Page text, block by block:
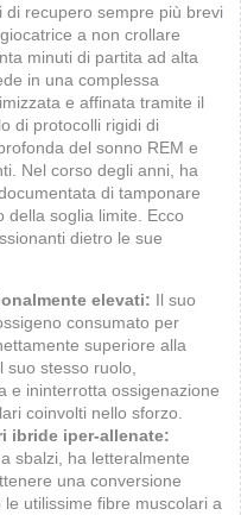
recupero sempre più brevi
a non crollare
minuti di partita ad alta
in una complessa
e affinata tramite il
di protocolli rigidi di
del sonno REM e
Nel corso degli anni, ha
di tamponare
della soglia limite. Ecco
dietro le sue
elevati: Il suo
consumato per
superiore alla
stesso ruolo,
e ininterrotta ossigenazione
coinvolti nello sforzo.
ibride iper-allenate:
sbalzi, ha letteralmente
una conversione
utilissime fibre muscolari a